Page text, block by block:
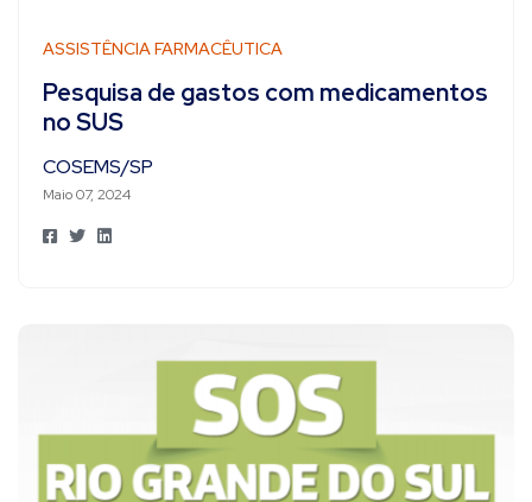
ASSISTÊNCIA FARMACÊUTICA
Pesquisa de gastos com medicamentos
no SUS
COSEMS/SP
Maio 07, 2024